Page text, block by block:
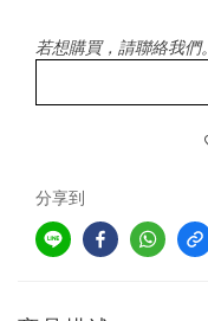
若想購買，請聯絡我們。
分享到